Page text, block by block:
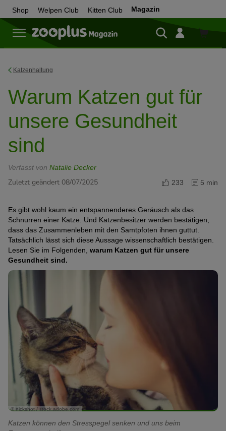
Shop Welpen Club Kitten Club Magazin
Zum
Katzenhaltung
Warum Katzen gut für
unsere Gesundheit
sind
Verfasst von Natalie Decker
Zuletzt geändert 08/07/2025 233 5 min
Es gibt wohl kaum ein entspannenderes Geräusch als das
Schnurren einer Katze. Und Katzenbesitzer werden bestätigen,
dass das Zusammenleben mit den Samtpfoten ihnen guttut.
Tatsächlich lässt sich diese Aussage wissenschaftlich bestätigen.
Lesen Sie im Folgenden, warum Katzen gut für unsere
Gesundheit sind.
© nickshot / stock.adobe.com
Katzen können den Stresspegel senken und uns beim